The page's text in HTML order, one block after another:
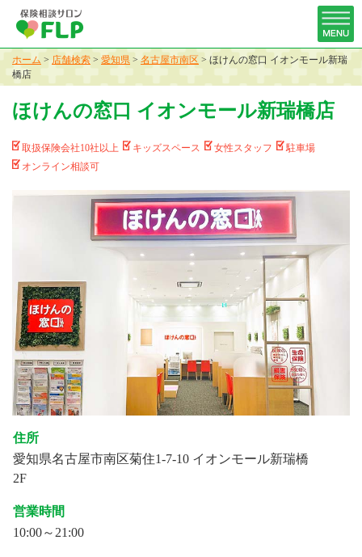
ホーム > 店舗検索 > 愛知県 > 名古屋市南区 > ほけんの窓口 イオンモール新瑞
橋店
ほけんの窓口 イオンモール新瑞橋店
取扱保険会社10社以上 キッズスペース 女性スタッフ
駐車場
オンライン相談可
住所
愛知県名古屋市南区菊住1-7-10 イオンモール新瑞橋
2F
営業時間
10:00～21:00